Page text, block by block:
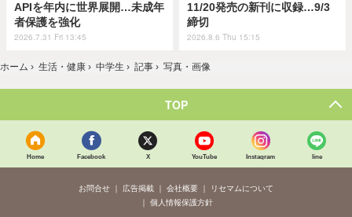
APIを年内に世界展開…未成年
者保護を強化
2026.7.31 Fri 13:45
11/20発売の新刊に収録…9/3
締切
2026.8.6 Thu 15:15
ホーム › 生活・健康 › 中学生 › 記事 › 写真・画像
TOP
Home Facebook X YouTube Instagram line
お問合せ 広告掲載 会社概要
リセマムについて
個人情報保護方針